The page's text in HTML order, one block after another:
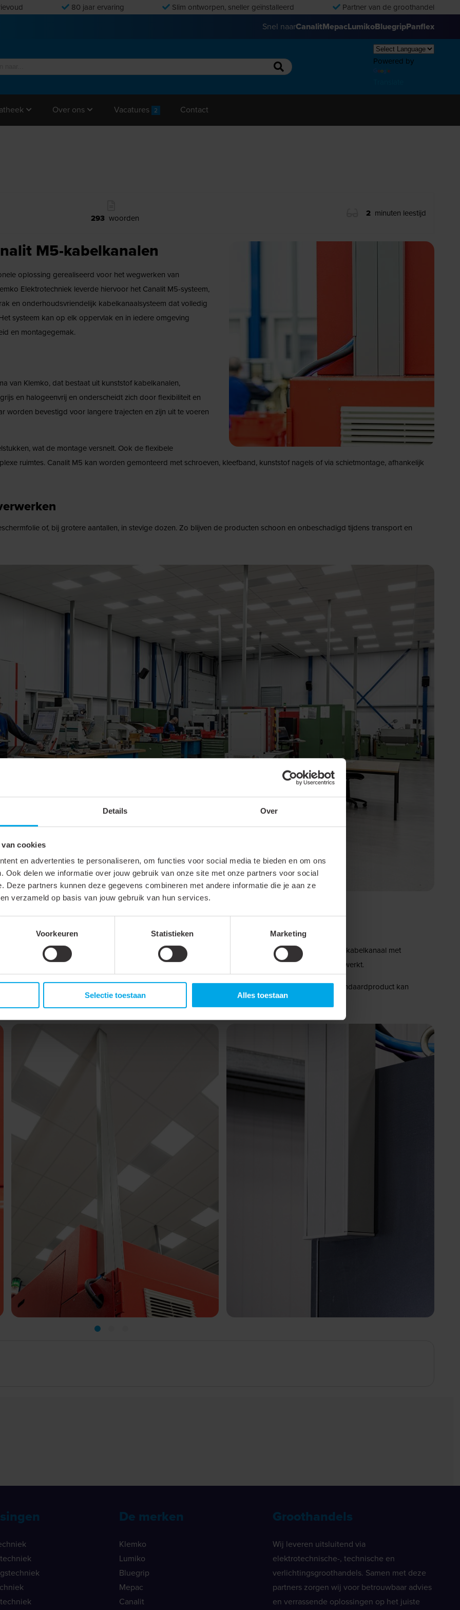
Details Over
cookies
en advertenties te personaliseren, om functies voor social media te bieden en om ons
Ook delen we informatie over jouw gebruik van onze site met onze partners voor social
Deze partners kunnen deze gegevens combineren met andere informatie die je aan ze
verzameld op basis van jouw gebruik van hun services.
Voorkeuren Statistieken Marketing
Selectie toestaan Alles toestaan
80 jaar ervaring Slim ontworpen, sneller geïnstalleerd Partner van de groothandel
Snel naarCanalitMepacLumikoBluegripPanflex
Powered by
Over ons Vacatures 2 Contact
293 woorden 2 minuten leestijd
M5-kabelkanalen
oplossing gerealiseerd voor het wegwerken van
Elektrotechniek leverde hiervoor het Canalit M5-systeem,
en onderhoudsvriendelijk kabelkanaalsysteem dat volledig
systeem kan op elk oppervlak en in iedere omgeving
en montagegemak.
van Klemko, dat bestaat uit kunststof kabelkanalen,
en halogeenvrij en onderscheidt zich door flexibiliteit en
worden bevestigd voor langere trajecten en zijn uit te voeren
wat de montage versnelt. Ook de flexibele
ruimtes. Canalit M5 kan worden gemonteerd met schroeven, kleefband, kunststof nagels of via schietmontage, afhankelijk
of, bij grotere aantallen, in stevige dozen. Zo blijven de producten schoon en onbeschadigd tijdens transport en
De keuze voor dit systeem kwam voort uit de wens voor een gesloten, makkelijk schoon te houden kabelkanaal met
Persluchtaansluitingen, stroomkabels en dataverbindingen zijn op een zeer fraaie wijze weggewerkt.
die volledig voldoet aan de eisen van de opdrachtgever. Met Canalit M5 bewees Klemko dat een standaardproduct kan
die klaar is voor de toekomst.
De merken
Klemko
Lumiko
Bluegrip
Mepac
Canalit
Groothandels
Wij leveren uitsluitend via
elektrotechnische-, technische en
verlichtingsgroothandels. Samen met deze
partners zorgen wij voor betrouwbaar advies
en verrassende oplossingen op het juiste